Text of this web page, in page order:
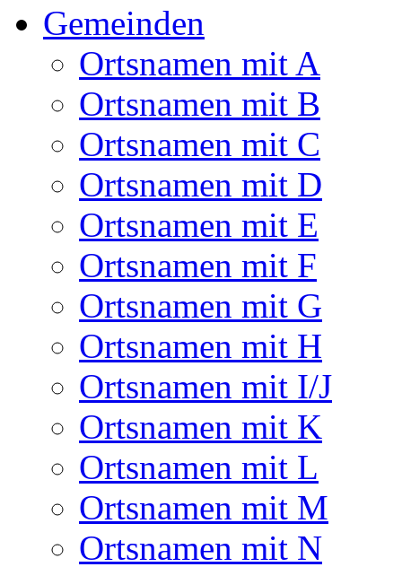
Gemeinden
Ortsnamen mit A
Ortsnamen mit B
Ortsnamen mit C
Ortsnamen mit D
Ortsnamen mit E
Ortsnamen mit F
Ortsnamen mit G
Ortsnamen mit H
Ortsnamen mit I/J
Ortsnamen mit K
Ortsnamen mit L
Ortsnamen mit M
Ortsnamen mit N